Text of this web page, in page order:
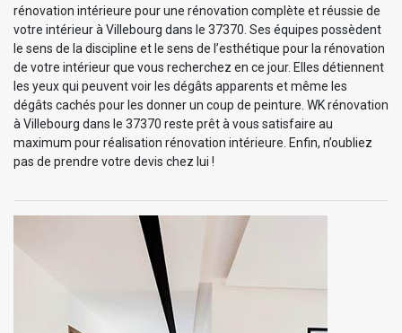
rénovation intérieure pour une rénovation complète et réussie de
votre intérieur à Villebourg dans le 37370. Ses équipes possèdent
le sens de la discipline et le sens de l’esthétique pour la rénovation
de votre intérieur que vous recherchez en ce jour. Elles détiennent
les yeux qui peuvent voir les dégâts apparents et même les
dégâts cachés pour les donner un coup de peinture. WK rénovation
à Villebourg dans le 37370 reste prêt à vous satisfaire au
maximum pour réalisation rénovation intérieure. Enfin, n’oubliez
pas de prendre votre devis chez lui !